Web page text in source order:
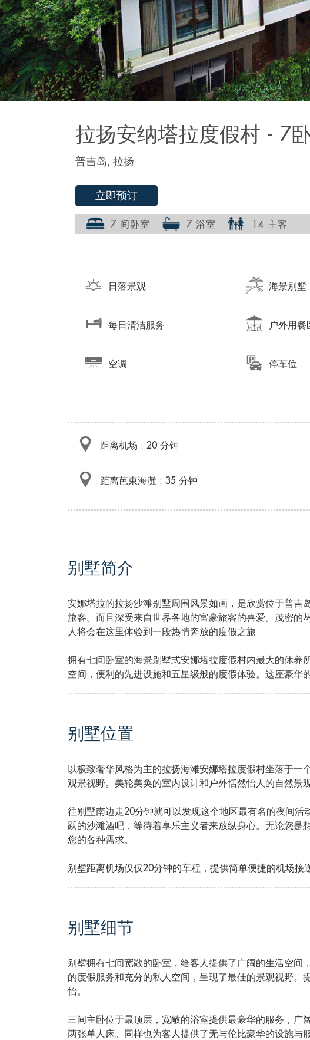
拉扬安纳塔拉度假村 - 7
普吉岛, 拉扬
立即预订
7 间卧室 7 浴室 14 主客
日落景观 海景別墅
每日清洁服务 户外用餐
空调 停车位
距离机场 : 20 分钟
距离芭東海灘 : 35 分钟
别墅简介
安娜塔拉的拉扬沙滩别墅周围风景如画，是欣赏位于普
旅客。而且深受来自世界各地的富豪旅客的喜爱。茂密
人将会在这里体验到一段热情奔放的度假之旅
拥有七间卧室的海景别墅式安娜塔拉度假村内最大的休
空间，便利的先进设施和五星级般的度假体验。这座豪华
别墅位置
以极致奢华风格为主的拉扬海滩安娜塔拉度假村坐落于
观景视野。美轮美奂的室内设计和户外恬然怡人的自然景
往别墅南边走20分钟就可以发现这个地区最有名的夜间
跃的沙滩酒吧，等待着享乐主义者来放纵身心。无论您
您的各种需求。
别墅距离机场仅仅20分钟的车程，提供简单便捷的机场接
别墅细节
别墅拥有七间宽敞的卧室，给客人提供了广阔的生活空
的度假服务和充分的私人空间，呈现了最佳的景观视野
怡。
三间主卧位于最顶层，宽敞的浴室提供最豪华的服务，
两张单人床。同样也为客人提供了无与伦比豪华的设施与